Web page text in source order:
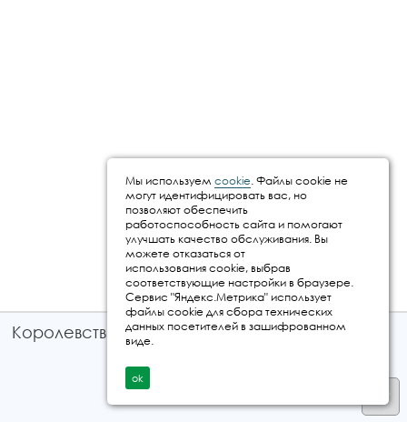
Королевство путешествий © 2026
Мы используем cookie. Файлы cookie не
могут идентифицировать вас, но
позволяют обеспечить
работоспособность сайта и помогают
улучшать качество обслуживания. Вы
можете отказаться от
использования cookie, выбрав
соответствующие настройки в браузере.
Сервис "Яндекс.Метрика" использует
файлы cookie для сбора технических
данных посетителей в зашифрованном
виде.
ok